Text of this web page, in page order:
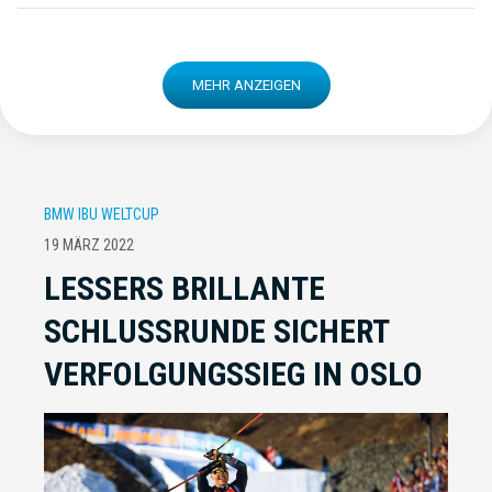
MEHR ANZEIGEN
BMW IBU WELTCUP
19 MÄRZ 2022
LESSERS BRILLANTE
SCHLUSSRUNDE SICHERT
VERFOLGUNGSSIEG IN OSLO